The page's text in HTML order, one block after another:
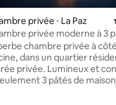
5
privée ⋅ La Paz
privée moderne à 3
de la plage
chambre privée à
dans un quartier
privée. Lumineux et
3 pâtés de